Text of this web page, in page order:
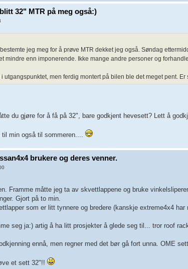
32" MTR på meg også:)
jeg meg for å prøve MTR dekket jeg også. Søndag
mindre enn imponerende. Ikke mange andre personer og
utgangspunktet, men ferdig montert på bilen ble det meget pent.
du gjøre for å få på 32", bare godkjent hevesett? Lett å
til min også til sommeren....
brukere og deres venner.
Framme måtte jeg ta av skvettlappene og bruke
Gjort på to min.
som er litt tynnere og bredere (kanskje extreme4x4 har
seg ja:) artig å ha litt prosjekter å glede seg til... tror roof
ennå, men regner med det bør gå fort unna. OME
et sett 32"!!